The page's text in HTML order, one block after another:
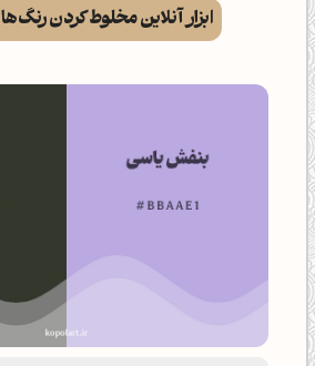
ابزار آنلاین مخلوط کردن رنگ‌ها